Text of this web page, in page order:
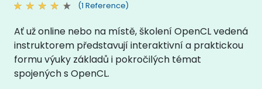
(1 Reference)
Ať už online nebo na místě, školení OpenCL vedená
instruktorem představují interaktivní a praktickou
formu výuky základů i pokročilých témat
spojených s OpenCL.